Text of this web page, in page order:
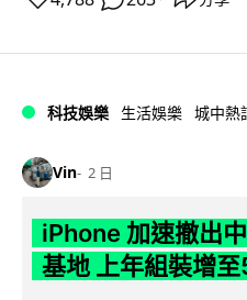
科技娛樂 生活娛樂 城中熱
Vin 2 日
iPhone 加速撤出
基地 上年組裝增